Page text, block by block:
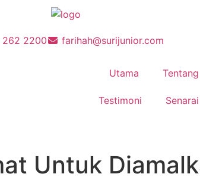
262 2200 farihah@surijunior.com
Utama
Testimoni
Untuk